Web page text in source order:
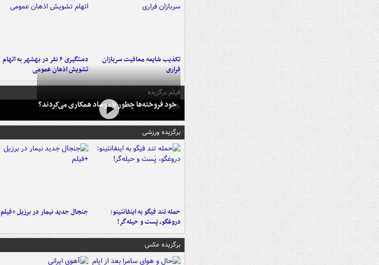
تکذیب شایعه معافیت سربازان
فراری
دستگیری ۶ نفر در بهشهر به اتهام
تشویش اذهان عمومی
فیلم برگزیده
خود فروخته‌ها چطور با موساد همکاری می‌کردند؟
برگزیده ورزشی
حمله تند فیگو به اینفانتینو:
دروغگو، پَست‌ و حیله‌گر!
جنجال جدید نیمار در برزیل +فیلم
برگزیده عکس